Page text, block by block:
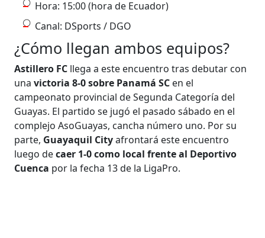
Hora: 15:00 (hora de Ecuador)
Canal: DSports / DGO
¿Cómo llegan ambos equipos?
Astillero FC llega a este encuentro tras debutar con
unavictoria 8-0 sobre Panamá SC en el
campeonato provincial de Segunda Categoría del
Guayas. El partido se jugó el pasado sábado en el
complejo AsoGuayas, cancha número uno. Por su
parte, Guayaquil Cityafrontará este encuentro
luego decaer 1-0 como local frente al Deportivo
Cuenca por la fecha 13 de la LigaPro.